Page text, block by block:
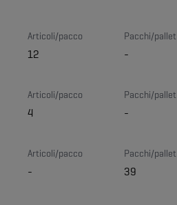
Articoli/pacco
12
Pacchi/pallet
-
Articoli/pacco
4
Pacchi/pallet
-
Articoli/pacco
-
Pacchi/pallet
39